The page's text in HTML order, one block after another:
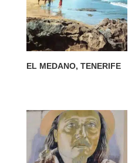
EL MEDANO, TENERIFE